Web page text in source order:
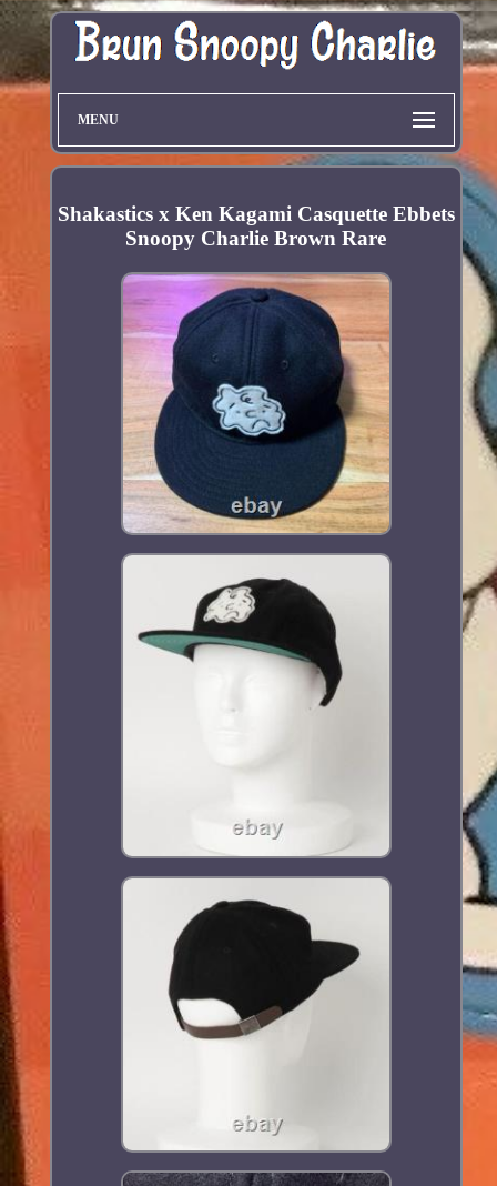
MENU
Shakastics x Ken Kagami Casquette Ebbets
Snoopy Charlie Brown Rare